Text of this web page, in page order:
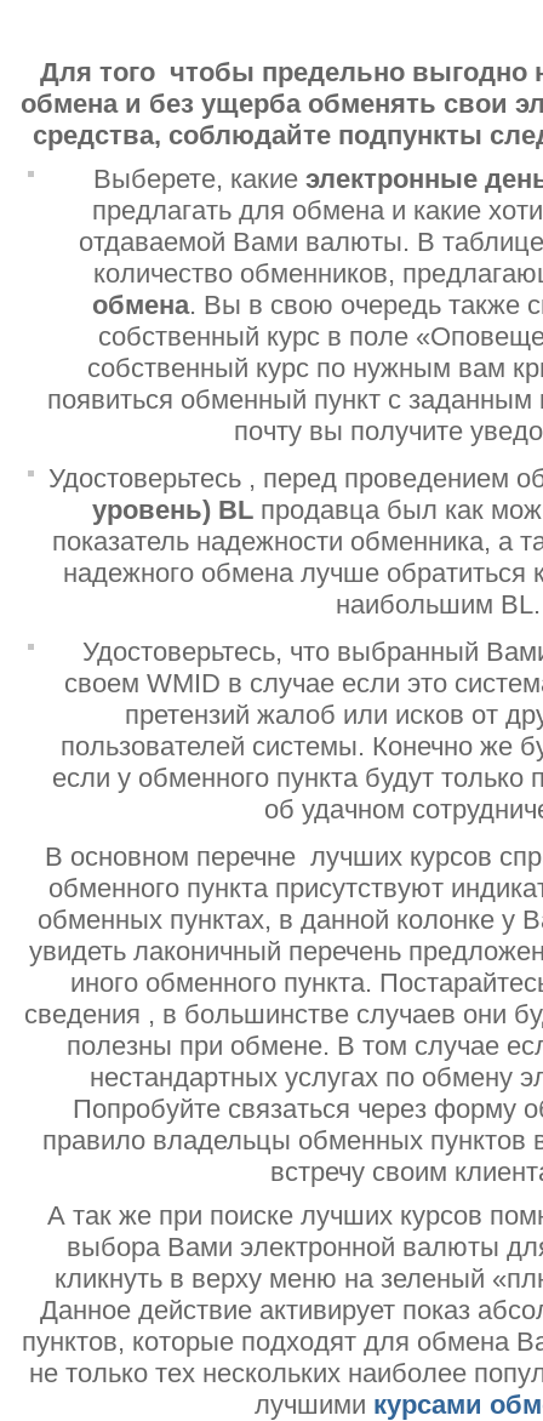
Для того чтобы предельно выгодно
обмена и без ущерба обменять свои
средства, соблюдайте подпункты
Выберете, какие электронные
предлагать для обмена и какие
отдаваемой Вами валюты. В таблице
количество обменников,
обмена. Вы в свою очередь также
собственный курс в поле
собственный курс по нужным вам
появиться обменный пункт с заданным
почту вы получите
Удостоверьтесь , перед проведением
уровень) BL продавца был как
показатель надежности обменника, а
надежного обмена лучше
наибольшим BL.
Удостоверьтесь, что выбранный
своем WMID в случае если это
претензий жалоб или исков от
пользователей системы. Конечно же
если у обменного пункта будут
об удачном
В основном перечне лучших курсов
обменного пункта присутствуют
обменных пунктах, в данной колонке у
увидеть лаконичный перечень
иного обменного пункта.
сведения , в большинстве случаев они
полезны при обмене. В том случае
нестандартных услугах по обмену
Попробуйте связаться через форму
правило владельцы обменных пунктов
встречу своим
А так же при поиске лучших курсов
выбора Вами электронной валюты
кликнуть в верху меню на зеленый
Данное действие активирует показ
пунктов, которые подходят для обмена
не только тех нескольких наиболее
лучшими курсами